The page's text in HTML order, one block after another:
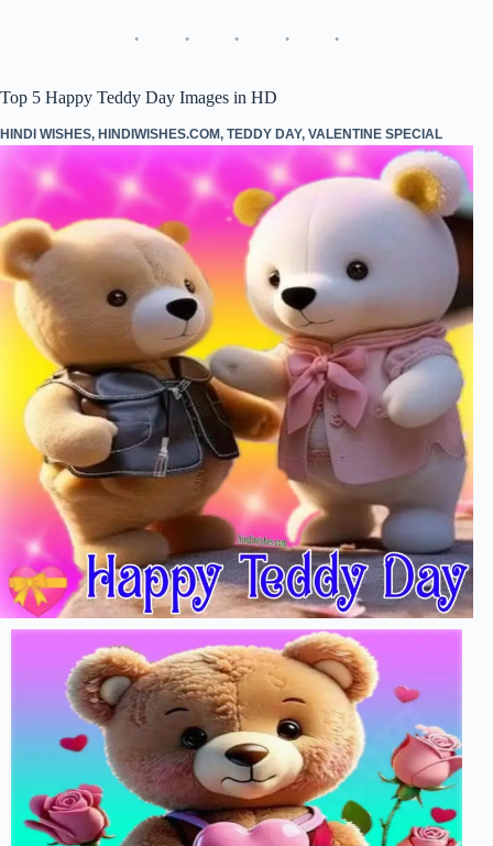
A
In
Top 5 Happy Teddy Day Images in HD
HINDI WISHES, HINDIWISHES.COM, TEDDY DAY, VALENTINE SPECIAL